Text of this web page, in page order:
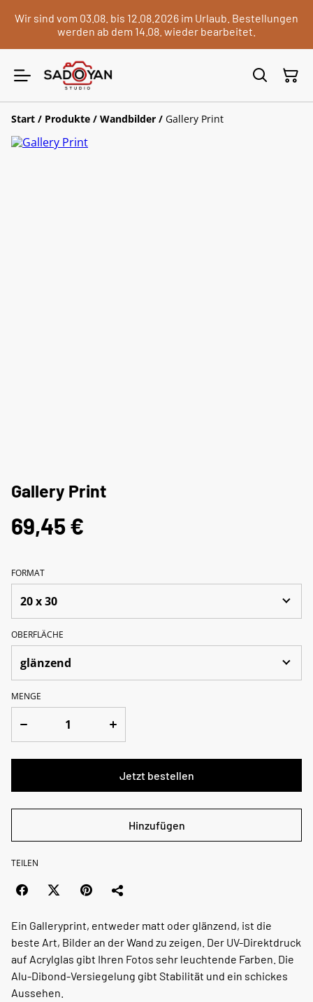
Wir sind vom 03.08. bis 12.08.2026 im Urlaub. Bestellungen
werden ab dem 14.08. wieder bearbeitet.
Start / Produkte / Wandbilder / Gallery Print
Gallery Print
69,45 €
FORMAT
OBERFLÄCHE
MENGE
Jetzt bestellen
Hinzufügen
TEILEN
Ein Galleryprint, entweder matt oder glänzend, ist die
beste Art, Bilder an der Wand zu zeigen. Der UV-Direktdruck
auf Acrylglas gibt Ihren Fotos sehr leuchtende Farben. Die
Alu-Dibond-Versiegelung gibt Stabilität und ein schickes
Aussehen.